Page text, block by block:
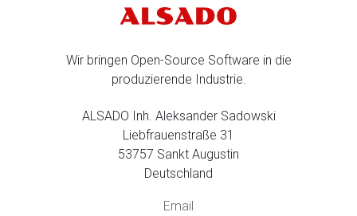
Wir bringen Open-Source Software in die
produzierende Industrie.
ALSADO Inh. Aleksander Sadowski
Liebfrauenstraße 31
53757 Sankt Augustin
Deutschland
Email